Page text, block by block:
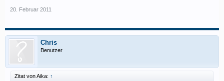
20. Februar 2011
Chris
Benutzer
Zitat von Aika: ↑